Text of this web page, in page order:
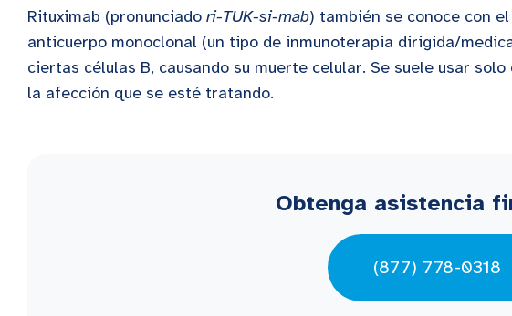
Rituximab (pronunciado ri-TUK-si-mab) también se conoce con
anticuerpo monoclonal (un tipo de inmunoterapia dirigida/
ciertas células B, causando su muerte celular. Se suele usar
la afección que se esté tratando.
Obtenga asistencia
(877) 778-0318